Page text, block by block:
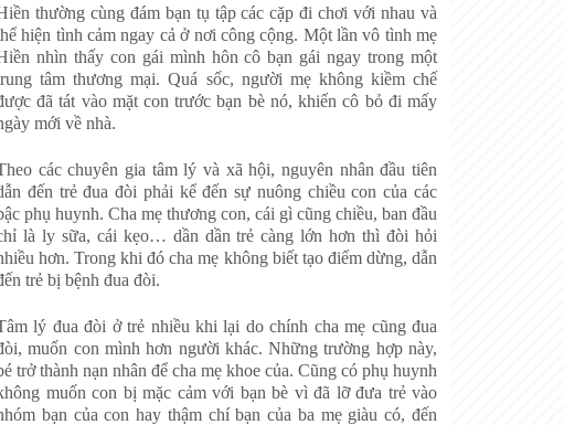
thường cùng đám bạn tụ tập các cặp đi chơi với nhau và
hiện tình cảm ngay cả ở nơi công cộng. Một lần vô tình mẹ
nhìn thấy con gái mình hôn cô bạn gái ngay trong một
tâm thương mại. Quá sốc, người mẹ không kiềm chế
đã tát vào mặt con trước bạn bè nó, khiến cô bỏ đi mấy
mới về nhà.
các chuyên gia tâm lý và xã hội, nguyên nhân đầu tiên
đến trẻ đua đòi phải kể đến sự nuông chiều con của các
phụ huynh. Cha mẹ thương con, cái gì cũng chiều, ban đầu
là ly sữa, cái kẹo… dần dần trẻ càng lớn hơn thì đòi hỏi
hơn. Trong khi đó cha mẹ không biết tạo điểm dừng, dẫn
trẻ bị bệnh đua đòi.
lý đua đòi ở trẻ nhiều khi lại do chính cha mẹ cũng đua
muốn con mình hơn người khác. Những trường hợp này,
trở thành nạn nhân để cha mẹ khoe của. Cũng có phụ huynh
muốn con bị mặc cảm với bạn bè vì đã lỡ đưa trẻ vào
bạn của con hay thậm chí bạn của ba mẹ giàu có, đến